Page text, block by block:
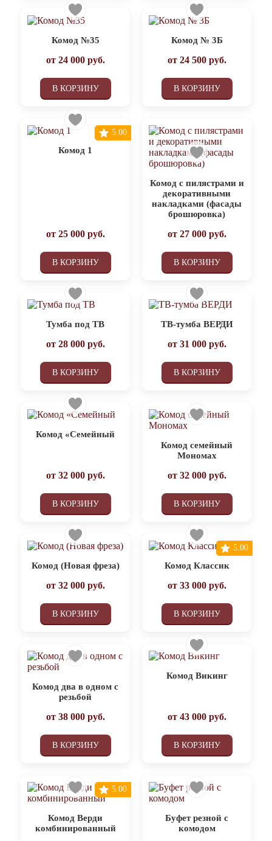
Комод №35
от 24 000руб.
В КОРЗИНУ
Комод № 3Б
от 24 500руб.
В КОРЗИНУ
Комод 1
от 25 000руб.
В КОРЗИНУ
5.00
Комод с пилястрами и
декоративными
накладками (фасады
брошюровка)
от 27 000руб.
В КОРЗИНУ
Тумба под ТВ
от 28 000руб.
В КОРЗИНУ
ТВ-тумба ВЕРДИ
от 31 000руб.
В КОРЗИНУ
Комод «Семейный
от 32 000руб.
В КОРЗИНУ
Комод семейный
Мономах
от 32 000руб.
В КОРЗИНУ
Комод (Новая фреза)
от 32 000руб.
В КОРЗИНУ
Комод Классик
от 33 000руб.
В КОРЗИНУ
5.00
Комод два в одном с
резьбой
от 38 000руб.
В КОРЗИНУ
Комод Викинг
от 43 000руб.
В КОРЗИНУ
Комод Верди
комбинированный
5.00
Буфет резной с
комодом